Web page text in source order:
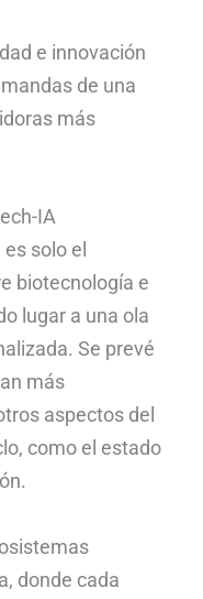
e innovación
de una
más
IA
solo el
biotecnología e
lugar a una ola
Se prevé
más
aspectos del
como el estado
donde cada